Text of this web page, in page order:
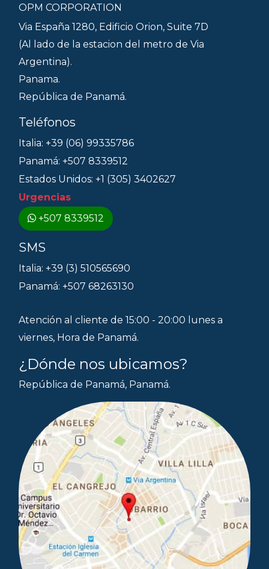
OPM CORPORATION
Via España 1280, Edificio Orion, Suite 7D
(Al lado de la estacion del metro de Via
Argentina).
Panama.
República de Panamá.
Teléfonos
Italia: +39 (06) 99335786
Panamá: +507 8339512
Estados Unidos: +1 (305) 3402627
Urgencias
+507 8339512
SMS
Italia: +39 (3) 510565690
Panamá: +507 68263130
Atención al cliente de 15:00 - 20:00 lunes a
viernes, Hora de Panamá.
¿Dónde nos ubicamos?
República de Panamá, Panamá.